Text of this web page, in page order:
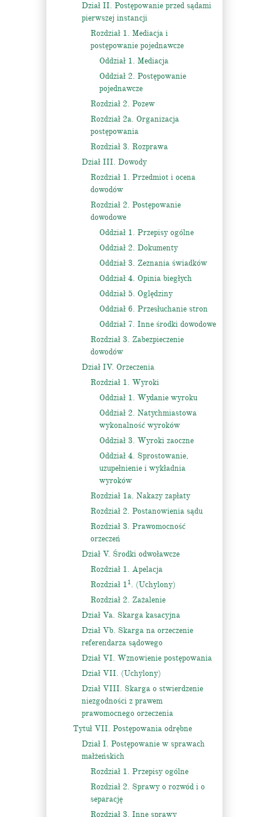
Dział II. Postępowanie przed sądami
pierwszej instancji
Rozdział 1. Mediacja i
postępowanie pojednawcze
Oddział 1. Mediacja
Oddział 2. Postępowanie
pojednawcze
Rozdział 2. Pozew
Rozdział 2a. Organizacja
postępowania
Rozdział 3. Rozprawa
Dział III. Dowody
Rozdział 1. Przedmiot i ocena
dowodów
Rozdział 2. Postępowanie
dowodowe
Oddział 1. Przepisy ogólne
Oddział 2. Dokumenty
Oddział 3. Zeznania świadków
Oddział 4. Opinia biegłych
Oddział 5. Oględziny
Oddział 6. Przesłuchanie stron
Oddział 7. Inne środki dowodowe
Rozdział 3. Zabezpieczenie
dowodów
Dział IV. Orzeczenia
Rozdział 1. Wyroki
Oddział 1. Wydanie wyroku
Oddział 2. Natychmiastowa
wykonalność wyroków
Oddział 3. Wyroki zaoczne
Oddział 4. Sprostowanie,
uzupełnienie i wykładnia
wyroków
Rozdział 1a. Nakazy zapłaty
Rozdział 2. Postanowienia sądu
Rozdział 3. Prawomocność
orzeczeń
Dział V. Środki odwoławcze
Rozdział 1. Apelacja
Rozdział 11. (Uchylony)
Rozdział 2. Zażalenie
Dział Va. Skarga kasacyjna
Dział Vb. Skarga na orzeczenie
referendarza sądowego
Dział VI. Wznowienie postępowania
Dział VII. (Uchylony)
Dział VIII. Skarga o stwierdzenie
niezgodności z prawem
prawomocnego orzeczenia
Tytuł VII. Postępowania odrębne
Dział I. Postępowanie w sprawach
małżeńskich
Rozdział 1. Przepisy ogólne
Rozdział 2. Sprawy o rozwód i o
separację
Rozdział 3. Inne sprawy